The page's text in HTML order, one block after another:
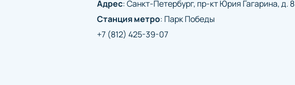
Адрес:Санкт-Петербург, пр-кт Юрия Гагарина, д. 8
Станция метро: Парк Победы
+7 (812) 425-39-07